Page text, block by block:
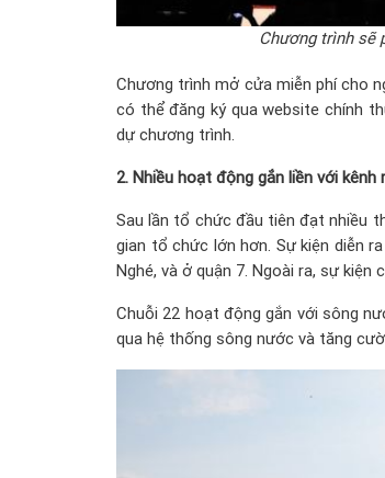
Chương trình sẽ
Chương trình mở cửa miễn phí cho
có thể đăng ký qua website chính
dự chương trình.
2. Nhiều hoạt động gắn liền với kênh
Sau lần tổ chức đầu tiên đạt nhiều
gian tổ chức lớn hơn. Sự kiện diễn
Nghé, và ở quận 7. Ngoài ra, sự
Chuỗi 22 hoạt động gắn với sông
qua hệ thống sông nước và tăng